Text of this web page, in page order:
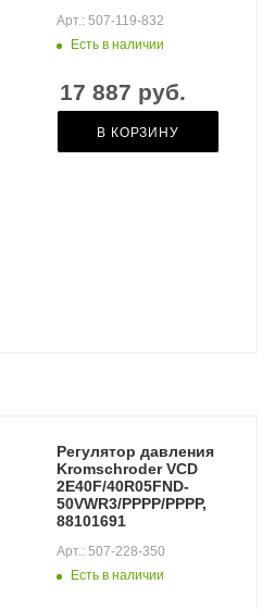
Есть в наличии
Арт.: 507-119-832
17 887 руб.
В КОРЗИНУ
Регулятор давления
Kromschroder VCD
2E40F/40R05FND-
50VWR3/PPPP/PPPP,
88101691
Есть в наличии
Арт.: 507-228-350